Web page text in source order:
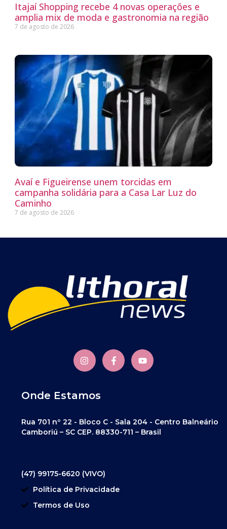
Itajaí Shopping recebe 4 novas operações e
amplia mix de moda e gastronomia na região
7 de agosto de 2026
Avaí e Figueirense unem torcidas em
campanha solidária para a Casa Lar Luz do
Caminho
7 de agosto de 2026
Onde Estamos
Rua 701 nº 22 - Bloco C - Sala 204 - Centro Balneário
Camboriú – SC CEP. 88330-711 – Brasil
(47) 99175-6620 (VIVO)
Política de Privacidade
Termos de Uso